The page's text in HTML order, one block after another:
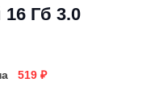
Гб 3.0
519 ₽